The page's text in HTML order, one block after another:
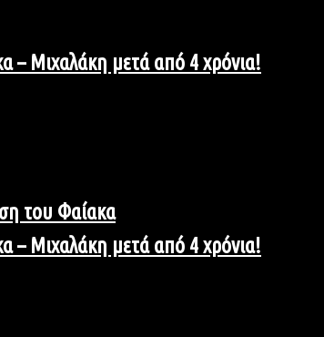
– Μιχαλάκη μετά από 4 χρόνια!
– Μιχαλάκη μετά από 4 χρόνια!
του Φαίακα